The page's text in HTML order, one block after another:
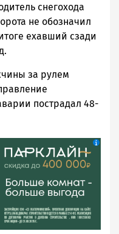
снегохода
не обозначил
ехавший сзади
за рулем
пострадал 48-